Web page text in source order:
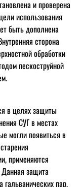
и проверена
использования
быть дополнена
сторона
обработки
пескоструйной
в целях защиты
СУГ в местах
могли появиться в
применяются
защита
гальванических пар.